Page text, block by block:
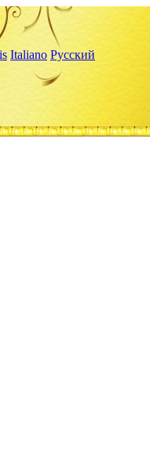
Italiano Русский